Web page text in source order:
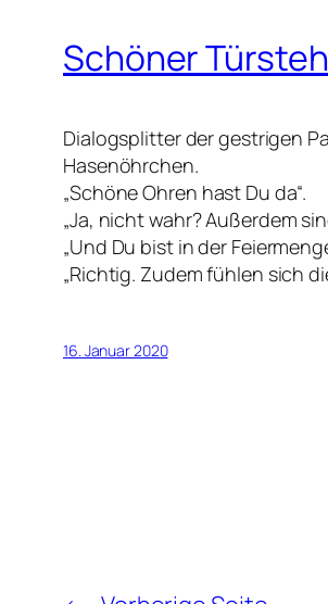
Schöner
Dialogsplitter der gestrigen
Hasenöhrchen.
„Schöne Ohren hast Du da“.
„Ja, nicht wahr? Außerdem
„Und Du bist in der
„Richtig. Zudem fühlen sich
16. Januar 2020